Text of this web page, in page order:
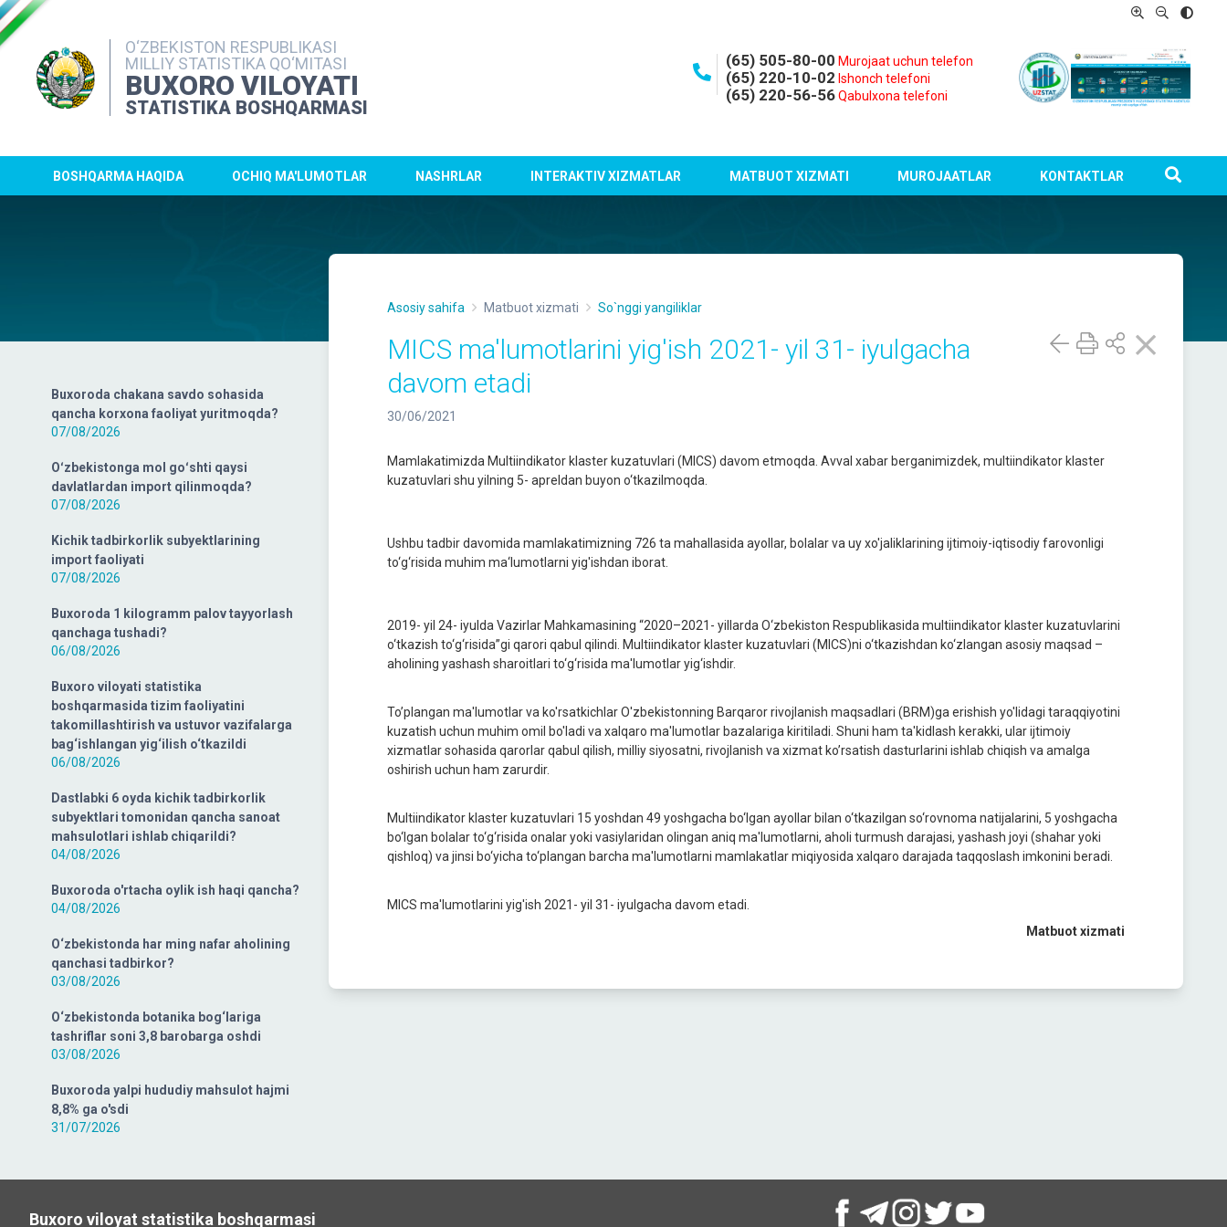
O‘ZBEKISTON RESPUBLIKASI
MILLIY STATISTIKA QO‘MITASI
BUXORO VILOYATI
STATISTIKA BOSHQARMASI
(65) 505-80-00 Murojaat uchun telefon
(65) 220-10-02 Ishonch telefoni
(65) 220-56-56 Qabulxona telefoni
BOSHQARMA HAQIDA OCHIQ MA'LUMOTLAR NASHRLAR INTERAKTIV XIZMATLAR MATBUOT XIZMATI MUROJAATLAR KONTAKTLAR
Buxoroda chakana savdo sohasida
qancha korxona faoliyat yuritmoqda?
07/08/2026
Oʻzbekistonga mol goʻshti qaysi
davlatlardan import qilinmoqda?
07/08/2026
Kichik tadbirkorlik subyektlarining
import faoliyati
07/08/2026
Buxoroda 1 kilogramm palov tayyorlash
qanchaga tushadi?
06/08/2026
Buxoro viloyati statistika
boshqarmasida tizim faoliyatini
takomillashtirish va ustuvor vazifalarga
bag‘ishlangan yig‘ilish o‘tkazildi
06/08/2026
Dastlabki 6 oyda kichik tadbirkorlik
subyektlari tomonidan qancha sanoat
mahsulotlari ishlab chiqarildi?
04/08/2026
Buxoroda o'rtacha oylik ish haqi qancha?
04/08/2026
O‘zbekistonda har ming nafar aholining
qanchasi tadbirkor?
03/08/2026
O‘zbekistonda botanika bog‘lariga
tashriflar soni 3,8 barobarga oshdi
03/08/2026
Buxoroda yalpi hududiy mahsulot hajmi
8,8% ga o'sdi
31/07/2026
Asosiy sahifa Matbuot xizmati So`nggi yangiliklar
MICS ma'lumotlarini yig'ish 2021- yil 31- iyulgacha
davom etadi
30/06/2021
Mamlakatimizda Multiindikator klaster kuzatuvlari (MICS) davom etmoqda. Avval xabar berganimizdek, multiindikator klaster
kuzatuvlari shu yilning 5- apreldan buyon o‘tkazilmoqda.
Ushbu tadbir davomida mamlakatimizning 726 ta mahallasida ayollar, bolalar va uy xo'jaliklarining ijtimoiy-iqtisodiy farovonligi
to‘g‘risida muhim ma‘lumotlarni yig'ishdan iborat.
2019- yil 24- iyulda Vazirlar Mahkamasining “2020–2021- yillarda O‘zbekiston Respublikasida multiindikator klaster kuzatuvlarini
o‘tkazish to‘g‘risida”gi qarori qabul qilindi. Multiindikator klaster kuzatuvlari (MICS)ni o‘tkazishdan ko‘zlangan asosiy maqsad –
aholining yashash sharoitlari to‘g‘risida ma'lumotlar yig‘ishdir.
To’plangan ma'lumotlar va ko'rsatkichlar O'zbekistonning Barqaror rivojlanish maqsadlari (BRM)ga erishish yo'lidagi taraqqiyotini
kuzatish uchun muhim omil bo'ladi va xalqaro ma'lumotlar bazalariga kiritiladi. Shuni ham ta'kidlash kerakki, ular ijtimoiy
xizmatlar sohasida qarorlar qabul qilish, milliy siyosatni, rivojlanish va xizmat ko’rsatish dasturlarini ishlab chiqish va amalga
oshirish uchun ham zarurdir.
Multiindikator klaster kuzatuvlari 15 yoshdan 49 yoshgacha bo‘lgan ayollar bilan o‘tkazilgan so‘rovnoma natijalarini, 5 yoshgacha
bo‘lgan bolalar to‘g‘risida onalar yoki vasiylaridan olingan aniq ma'lumotlarni, aholi turmush darajasi, yashash joyi (shahar yoki
qishloq) va jinsi bo‘yicha to‘plangan barcha ma'lumotlarni mamlakatlar miqiyosida xalqaro darajada taqqoslash imkonini beradi.
MICS ma'lumotlarini yig'ish 2021- yil 31- iyulgacha davom etadi.
Matbuot xizmati
Buxoro viloyat statistika boshqarmasi